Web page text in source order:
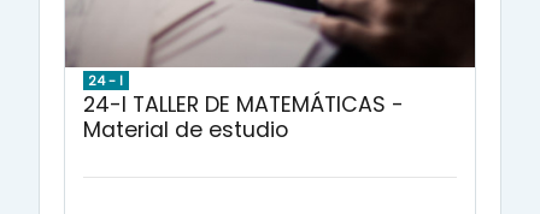
24 - I
24-I TALLER DE MATEMÁTICAS -
Material de estudio